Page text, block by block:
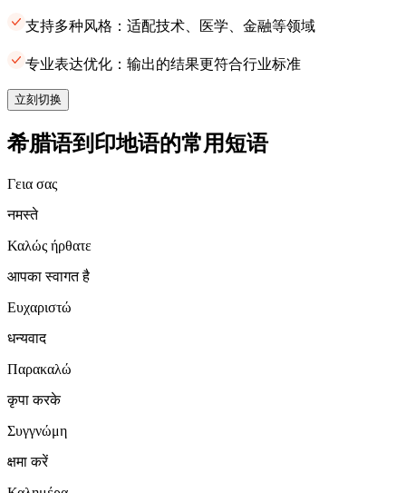
支持多种风格：适配技术、医学、金融等领域
专业表达优化：输出的结果更符合行业标准
立刻切换
希腊语到印地语的常用短语
Γεια σας
नमस्ते
Καλώς ήρθατε
आपका स्वागत है
Ευχαριστώ
धन्यवाद
Παρακαλώ
कृपा करके
Συγγνώμη
क्षमा करें